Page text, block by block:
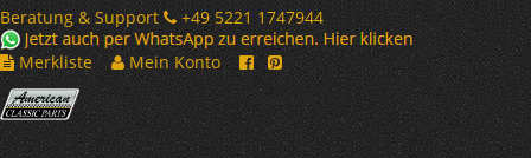
Beratung & Support
+49 5221 1747944
Merkliste
Mein Konto